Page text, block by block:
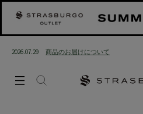
2026.07.29 商品のお届けについて